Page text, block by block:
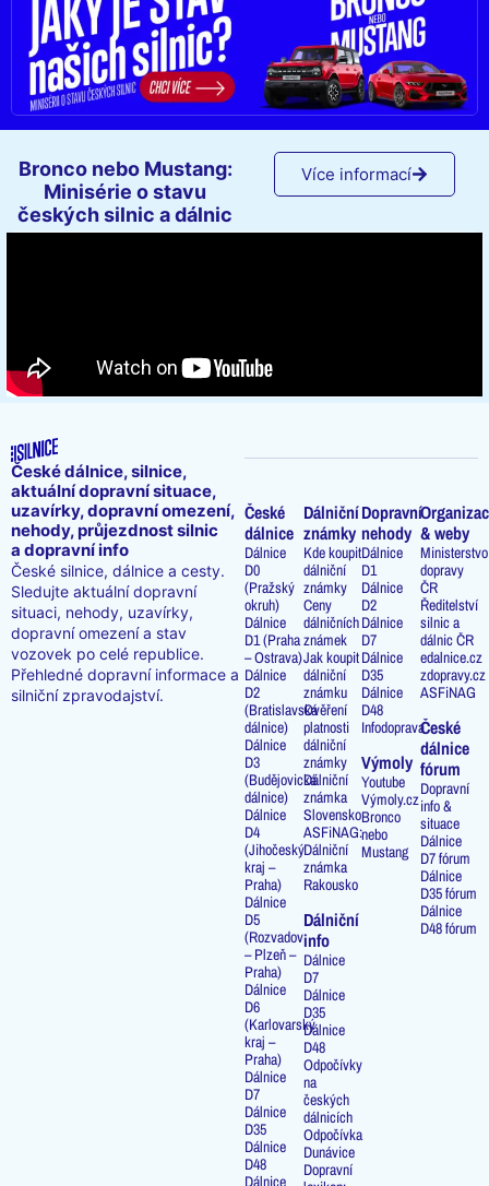
Bronco nebo Mustang:
Minisérie o stavu
českých silnic a dálnic
Více informací
České dálnice, silnice,
aktuální dopravní situace,
uzavírky, dopravní omezení,
nehody, průjezdnost silnic
a dopravní info
České silnice, dálnice a cesty.
Sledujte aktuální dopravní
situaci, nehody, uzavírky,
dopravní omezení a stav
vozovek po celé republice.
Přehledné dopravní informace a
silniční zpravodajství.
České
dálnice
Dálnice
D0
(Pražský
okruh)
Dálnice
D1 (Praha
– Ostrava)
Dálnice
D2
(Bratislavská
dálnice)
Dálnice
D3
(Budějovická
dálnice)
Dálnice
D4
(Jihočeský
kraj –
Praha)
Dálnice
D5
(Rozvadov
– Plzeň –
Praha)
Dálnice
D6
(Karlovarský
kraj –
Praha)
Dálnice
D7
Dálnice
D35
Dálnice
D48
Dálnice
Dálniční
známky
Kde koupit
dálniční
známky
Ceny
dálničních
známek
Jak koupit
dálniční
známku
Ověření
platnosti
dálniční
známky
Dálniční
známka
Slovensko
ASFiNAG:
Dálniční
známka
Rakousko
Dálniční
info
Dálnice
D7
Dálnice
D35
Dálnice
D48
Odpočívky
na
českých
dálnicích
Odpočívka
Dunávice
Dopravní
Dopravní
nehody
Dálnice
D1
Dálnice
D2
Dálnice
D7
Dálnice
D35
Dálnice
D48
Infodoprava
Výmoly
Youtube
Výmoly.cz
Bronco
nebo
Mustang
& weby
Ministerstvo
dopravy
ČR
Ředitelství
silnic a
dálnic ČR
edalnice.cz
zdopravy.cz
ASFiNAG
České
dálnice
fórum
Dopravní
info &
situace
Dálnice
D7 fórum
Dálnice
D35 fórum
Dálnice
D48 fórum